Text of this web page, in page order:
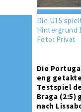
Die U15
Hintergrund
Foto: Privat
Die
eng
Testspiel
Braga (2:5)
nach